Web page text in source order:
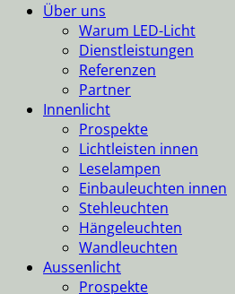
Über uns
Warum LED-Licht
Dienstleistungen
Referenzen
Partner
Innenlicht
Prospekte
Lichtleisten innen
Leselampen
Einbauleuchten innen
Stehleuchten
Hängeleuchten
Wandleuchten
Aussenlicht
Prospekte